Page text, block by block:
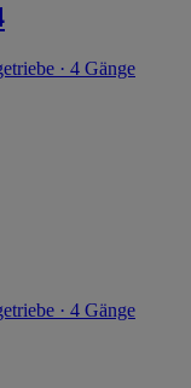
· 4 Gänge
· 4 Gänge